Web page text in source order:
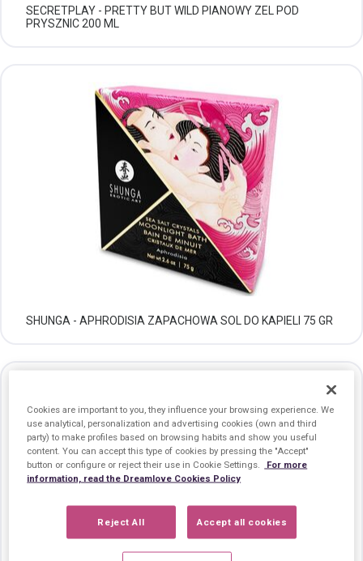
SECRETPLAY - PRETTY BUT WILD PIANOWY ZEL POD
PRYSZNIC 200 ML
SHUNGA - APHRODISIA ZAPACHOWA SOL DO KAPIELI 75 GR
Cookies are important to you, they influence your browsing experience. We
use analytical, personalization and advertising cookies (own and third
party) to make profiles based on browsing habits and show you useful
content. You can accept this type of cookies by pressing the "Accept"
button or configure or reject their use in Cookie Settings.
For more
information, read the Dreamlove Cookies Policy
Reject All Accept all cookies